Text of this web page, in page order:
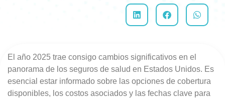
El año 2025 trae consigo cambios significativos en el
panorama de los seguros de salud en Estados Unidos. Es
esencial estar informado sobre las opciones de cobertura
disponibles, los costos asociados y las fechas clave para